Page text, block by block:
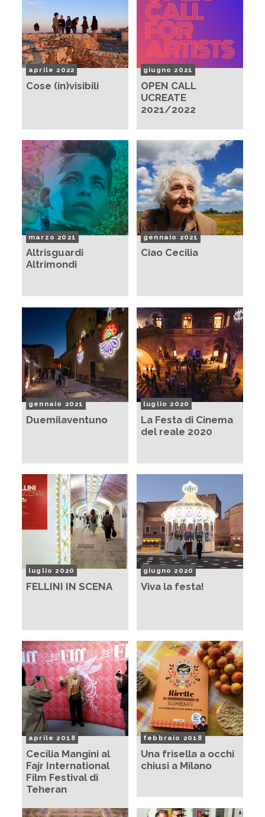
aprile 2022
Cose (in)visibili
giugno 2021
OPEN CALL
UCREATE
2021/2022
marzo 2021
Altrisguardi
Altrimondi
gennaio 2021
Ciao Cecilia
gennaio 2021
Duemilaventuno
luglio 2020
La Festa di Cinema
del reale 2020
luglio 2020
FELLINI IN SCENA
giugno 2020
Viva la festa!
aprile 2018
Cecilia Mangini al
Fajr International
Film Festival di
Teheran
febbraio 2018
Una frisella a occhi
chiusi a Milano